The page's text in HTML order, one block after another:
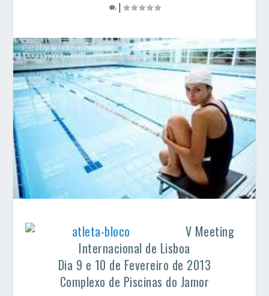
|
V Meeting
Internacional de Lisboa
Dia 9 e 10 de Fevereiro de 2013
Complexo de Piscinas do Jamor